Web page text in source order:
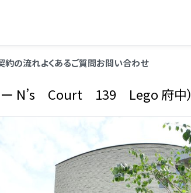
約の流れよくあるご質問お問い合わせ
ー N’s Court 139 Lego 府中）